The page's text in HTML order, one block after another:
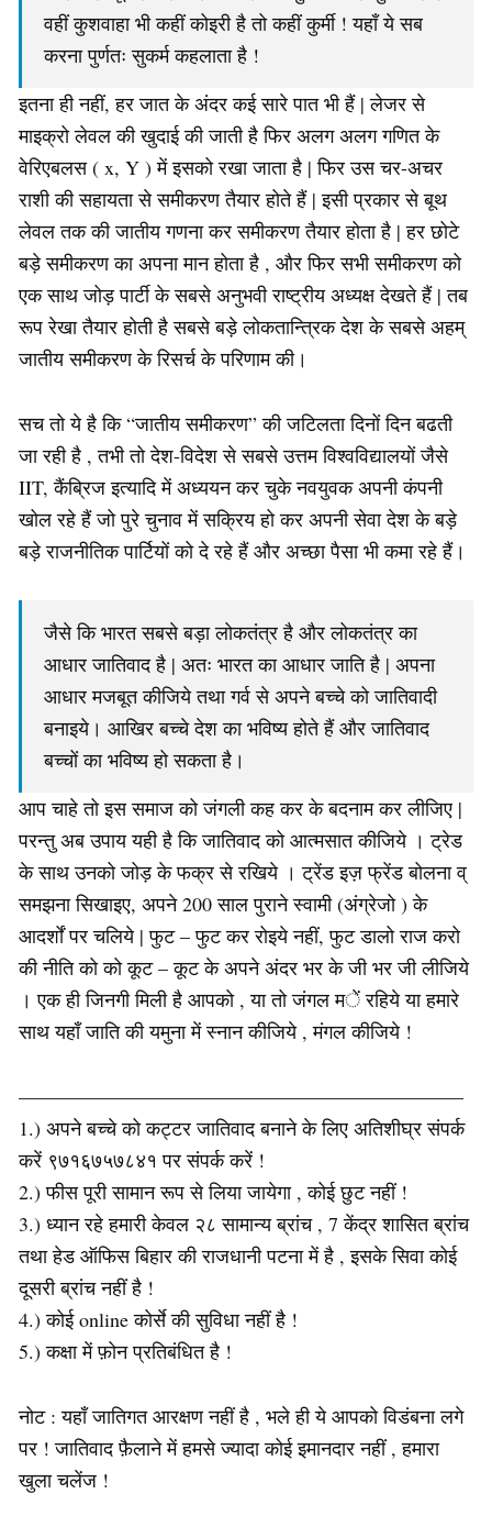
वहीं कुशवाहा भी कहीं कोइरी है तो कहीं कुर्मी ! यहाँ ये सब
करना पुर्णतः सुकर्म कहलाता है !
इतना ही नहीं, हर जात के अंदर कई सारे पात भी हैं | लेजर से
माइक्रो लेवल की खुदाई की जाती है फिर अलग अलग गणित के
वेरिएबलस ( x, Y ) में इसको रखा जाता है | फिर उस चर-अचर
राशी की सहायता से समीकरण तैयार होते हैं | इसी प्रकार से बूथ
लेवल तक की जातीय गणना कर समीकरण तैयार होता है | हर छोटे
बड़े समीकरण का अपना मान होता है , और फिर सभी समीकरण को
एक साथ जोड़ पार्टी के सबसे अनुभवी राष्ट्रीय अध्यक्ष देखते हैं | तब
रूप रेखा तैयार होती है सबसे बड़े लोकतान्त्रिक देश के सबसे अहम्
जातीय समीकरण के रिसर्च के परिणाम की।
सच तो ये है कि “जातीय समीकरण” की जटिलता दिनों दिन बढती
जा रही है , तभी तो देश-विदेश से सबसे उत्तम विश्वविद्यालयों जैसे
IIT, कैंब्रिज इत्यादि में अध्ययन कर चुके नवयुवक अपनी कंपनी
खोल रहे हैं जो पुरे चुनाव में सक्रिय हो कर अपनी सेवा देश के बड़े
बड़े राजनीतिक पार्टियों को दे रहे हैं और अच्छा पैसा भी कमा रहे हैं।
जैसे कि भारत सबसे बड़ा लोकतंत्र है और लोकतंत्र का
आधार जातिवाद है | अतः भारत का आधार जाति है | अपना
आधार मजबूत कीजिये तथा गर्व से अपने बच्चे को जातिवादी
बनाइये। आखिर बच्चे देश का भविष्य होते हैं और जातिवाद
बच्चों का भविष्य हो सकता है।
आप चाहे तो इस समाज को जंगली कह कर के बदनाम कर लीजिए |
परन्तु अब उपाय यही है कि जातिवाद को आत्मसात कीजिये । ट्रेड
के साथ उनको जोड़ के फक्र से रखिये । ट्रेंड इज़ फ्रेंड बोलना व्
समझना सिखाइए, अपने 200 साल पुराने स्वामी (अंग्रेजो ) के
आदर्शों पर चलिये | फुट – फुट कर रोइये नहीं, फुट डालो राज करो
की नीति को को कूट – कूट के अपने अंदर भर के जी भर जी लीजिये
। एक ही जिनगी मिली है आपको , या तो जंगल में रहिये या हमारे
साथ यहाँ जाति की यमुना में स्नान कीजिये , मंगल कीजिये !
——————————————————————–
1.) अपने बच्चे को कट्टर जातिवाद बनाने के लिए अतिशीघ्र संपर्क
करें ९७१६७५७८४१ पर संपर्क करें !
2.) फीस पूरी सामान रूप से लिया जायेगा , कोई छुट नहीं !
3.) ध्यान रहे हमारी केवल २८ सामान्य ब्रांच , 7 केंद्र शासित ब्रांच
तथा हेड ऑफिस बिहार की राजधानी पटना में है , इसके सिवा कोई
दूसरी ब्रांच नहीं है !
4.) कोई online कोर्से की सुविधा नहीं है !
5.) कक्षा में फ़ोन प्रतिबंधित है !
नोट : यहाँ जातिगत आरक्षण नहीं है , भले ही ये आपको विडंबना लगे
पर ! जातिवाद फ़ैलाने में हमसे ज्यादा कोई इमानदार नहीं , हमारा
खुला चलेंज !